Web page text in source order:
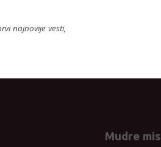
najnovije vesti,
Mudre